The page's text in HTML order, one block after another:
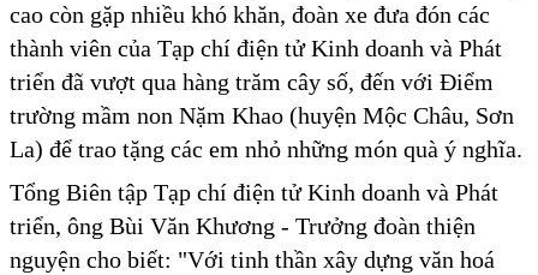
cao còn gặp nhiều khó khăn, đoàn xe đưa đón các
thành viên của Tạp chí điện tử Kinh doanh và Phát
triển đã vượt qua hàng trăm cây số, đến với Điểm
trường mầm non Nặm Khao (huyện Mộc Châu, Sơn
La) để trao tặng các em nhỏ những món quà ý nghĩa.
Tổng Biên tập Tạp chí điện tử Kinh doanh và Phát
triển, ông Bùi Văn Khương - Trưởng đoàn thiện
nguyện cho biết: "Với tinh thần xây dựng văn hoá